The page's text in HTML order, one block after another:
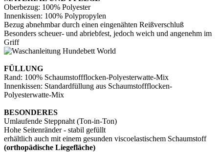
Oberbezug: 100% Polyester
Innenkissen: 100% Polypropylen
Bezug abnehmbar durch einen eingenähten Reißverschluß
Besonders scheuer- und abriebfest, jedoch weich und angenehm im
Griff
FÜLLUNG
Rand: 100% Schaumstoffflocken-Polyesterwatte-Mix
Innenkissen: Standardfüllung aus Schaumstoffflocken-
Polyesterwatte-Mix
BESONDERES
Umlaufende Steppnaht (Ton-in-Ton)
Hohe Seitenränder - stabil gefüllt
erhältlich auch mit einem gesunden viscoelastischem Schaumstoff
(orthopädische Liegefläche)